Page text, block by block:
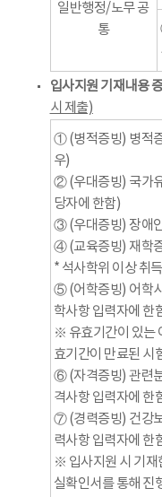
일반행정/노무 공
통
입사지원 기재내용
시 제출)
① (병적증빙) 병적
우)
② (우대증빙) 국가
당자에 한함)
③ (우대증빙) 장애
④ (교육증빙) 재학
* 석사학위 이상 취
⑤ (어학증빙) 어학
학사항 입력자에 한
※ 유효기간이 있는
효기간이 만료된 시
⑥ (자격증빙) 관련
격사항 입력자에 한
⑦ (경력증빙) 건강
력사항 입력자에 한
※ 입사지원 시 기재
실확인서를 통해 진